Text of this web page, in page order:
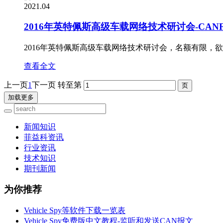
2021.04
2016年英特佩斯高级车载网络技术研讨会-
2016年英特佩斯高级车载网络技术研讨会，名额有限，
查看全文
上一页1下一页 转至第
加载更多
新闻知识
菲益科资讯
行业资讯
技术知识
期刊新闻
为你推荐
Vehicle Spy等软件下载一览表
Vehicle Spy免费版中文教程-监听和发送CAN报文